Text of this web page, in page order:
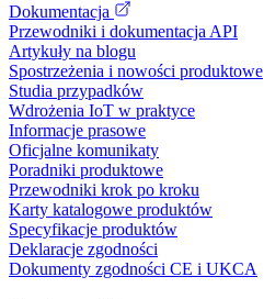
Dokumentacja
Przewodniki i dokumentacja API
Artykuły na blogu
Spostrzeżenia i nowości produktowe
Studia przypadków
Wdrożenia IoT w praktyce
Informacje prasowe
Oficjalne komunikaty
Poradniki produktowe
Przewodniki krok po kroku
Karty katalogowe produktów
Specyfikacje produktów
Deklaracje zgodności
Dokumenty zgodności CE i UKCA